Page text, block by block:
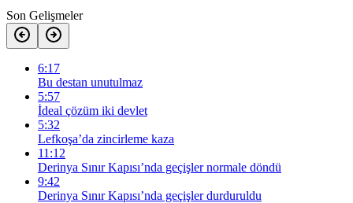
Son Gelişmeler
6:17
Bu destan unutulmaz
5:57
İdeal çözüm iki devlet
5:32
Lefkoşa’da zincirleme kaza
11:12
Derinya Sınır Kapısı’nda geçişler normale döndü
9:42
Derinya Sınır Kapısı’nda geçişler durduruldu